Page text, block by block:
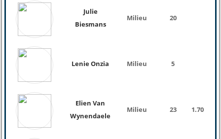
Julie
Biesmans
Milieu 20
Lenie Onzia Milieu 5
Elien Van
Wynendaele
Milieu 23 1.70